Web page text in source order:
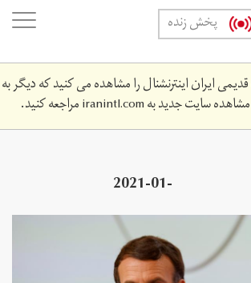
پخش زنده
ایران اینترنشنال را مشاهده می کنید که دیگر به
سایت جدید بهiranintl.comمراجعه کنید.
2021-01-
businesses-macron_0.jpg